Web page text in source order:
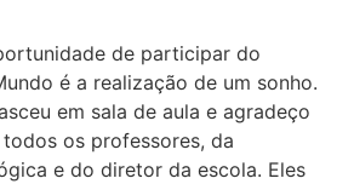
de participar do
é a realização de um sonho.
em sala de aula e agradeço
os professores, da
e do diretor da escola. Eles